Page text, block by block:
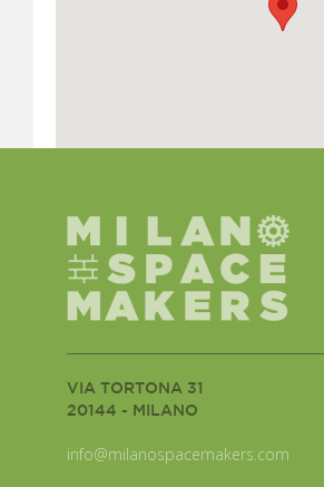
VIA TORTONA 31
20144 - MILANO
info@milanospacemakers.com